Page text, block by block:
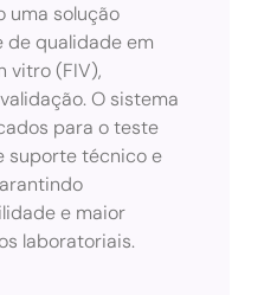
uma solução
de qualidade em
vitro (FIV),
O sistema
para o teste
suporte técnico e
e maior
laboratoriais.